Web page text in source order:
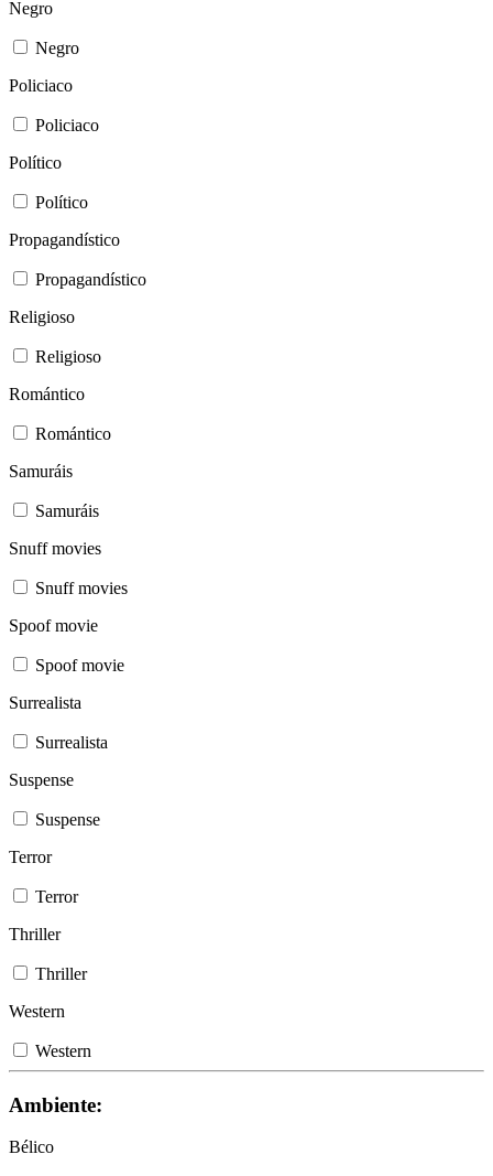
Negro
Negro
Policiaco
Policiaco
Político
Político
Propagandístico
Propagandístico
Religioso
Religioso
Romántico
Romántico
Samuráis
Samuráis
Snuff movies
Snuff movies
Spoof movie
Spoof movie
Surrealista
Surrealista
Suspense
Suspense
Terror
Terror
Thriller
Thriller
Western
Western
Ambiente:
Bélico